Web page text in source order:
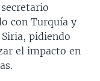
con Turquía y
pidiendo
el impacto en